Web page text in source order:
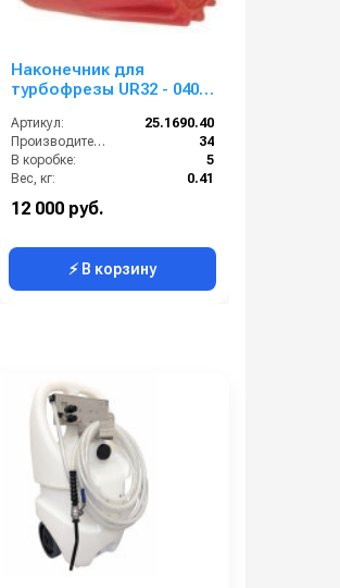
Наконечник для
турбофрезы UR32 - 040;
Артикул:
25.1690.40
Производительность (л/мин):
34
В коробке:
5
Вес, кг:
0.41
Габаритные размеры, мм:
Размер форсунки:
12 000 руб.
⚡ В корзину